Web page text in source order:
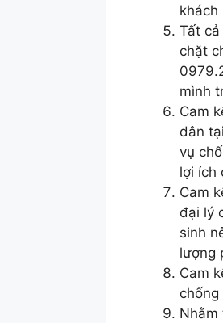
khách
Tất
chặt
mình
Cam
dân
vụ
lợi ích
Cam
đại lý
sinh
lượng
Cam
Nhằm